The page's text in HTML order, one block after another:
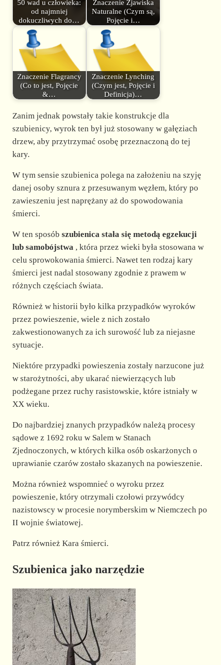
50 wad u człowieka:
od najmniej
dokuczliwych do…
Znaczenie Zjawiska
Naturalne (Czym są,
Pojęcie i…
Znaczenie Flagrancy
(Co to jest, Pojęcie
&…
Znaczenie Lynching
(Czym jest, Pojęcie i
Definicja)…
Zanim jednak powstały takie konstrukcje dla
szubienicy, wyrok ten był już stosowany w gałęziach
drzew, aby przytrzymać osobę przeznaczoną do tej
kary.
W tym sensie szubienica polega na założeniu na szyję
danej osoby sznura z przesuwanym węzłem, który po
zawieszeniu jest naprężany aż do spowodowania
śmierci.
W ten sposób szubienica stała się metodą egzekucji
lub samobójstwa, która przez wieki była stosowana w
celu sprowokowania śmierci. Nawet ten rodzaj kary
śmierci jest nadal stosowany zgodnie z prawem w
różnych częściach świata.
Również w historii było kilka przypadków wyroków
przez powieszenie, wiele z nich zostało
zakwestionowanych za ich surowość lub za niejasne
sytuacje.
Niektóre przypadki powieszenia zostały narzucone już
w starożytności, aby ukarać niewierzących lub
podżegane przez ruchy rasistowskie, które istniały w
XX wieku.
Do najbardziej znanych przypadków należą procesy
sądowe z 1692 roku w Salem w Stanach
Zjednoczonych, w których kilka osób oskarżonych o
uprawianie czarów zostało skazanych na powieszenie.
Można również wspomnieć o wyroku przez
powieszenie, który otrzymali czołowi przywódcy
nazistowscy w procesie norymberskim w Niemczech po
II wojnie światowej.
Patrz również Kara śmierci.
Szubienica jako narzędzie